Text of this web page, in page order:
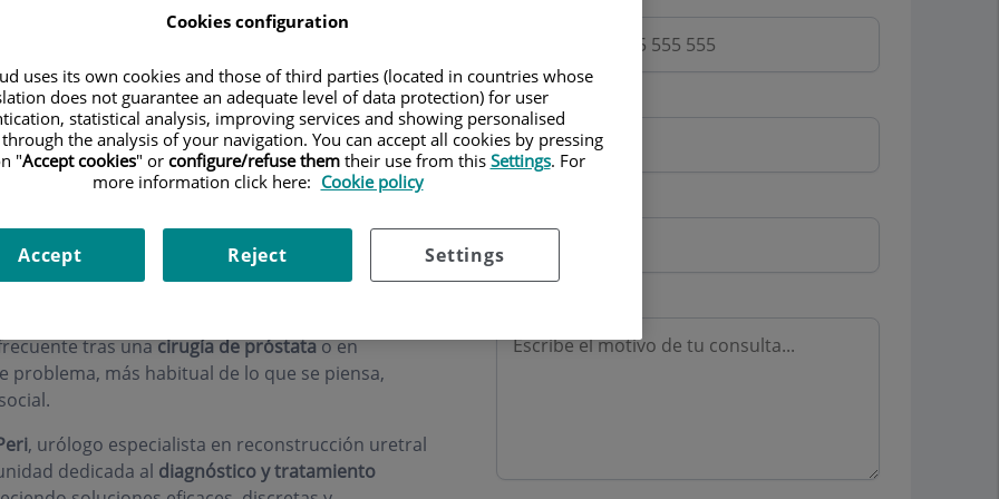
Horario
Masculina
tras unacirugía de próstatao en
problema, más habitual de lo que se piensa,
, urólogo especialista en reconstrucción uretral
dedicada al diagnóstico y tratamiento
Email
Cookies configuration
uses its own cookies and those of third parties (located in countries whose
does not guarantee an adequate level of data protection) for user
statistical analysis, improving services and showing personalised
the analysis of your navigation. You can accept all cookies by pressing
"Accept cookies" or configure/refuse themtheir use from this Settings. For
more information click here: Cookie policy
Settings
Reject
Accept